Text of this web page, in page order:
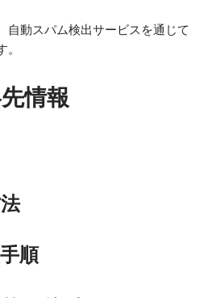
自動スパム検出サービスを通じて
情報
順